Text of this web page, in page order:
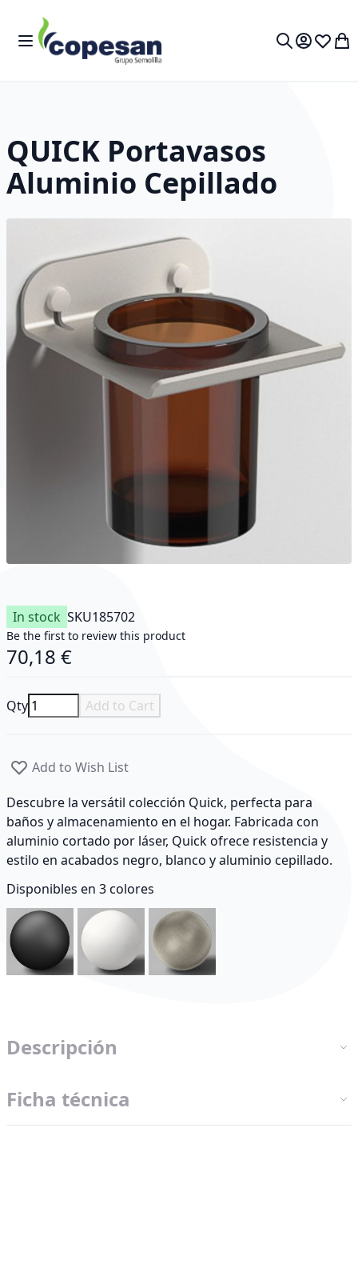
Toggle Nav My
QUICK Portavasos
Aluminio Cepillado
In stock SKU185702
Be the first to review this product
70,18 €
Qty Add to Cart
Add to Wish List
Descubre la versátil colección Quick, perfecta para
baños y almacenamiento en el hogar. Fabricada con
aluminio cortado por láser, Quick ofrece resistencia y
estilo en acabados negro, blanco y aluminio cepillado.
Disponibles en 3 colores
Descripción
Ficha técnica